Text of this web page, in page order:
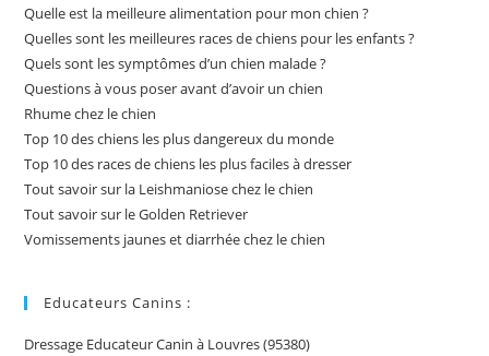
Quelle est la meilleure alimentation pour mon chien ?
Quelles sont les meilleures races de chiens pour les enfants ?
Quels sont les symptômes d’un chien malade ?
Questions à vous poser avant d’avoir un chien
Rhume chez le chien
Top 10 des chiens les plus dangereux du monde
Top 10 des races de chiens les plus faciles à dresser
Tout savoir sur la Leishmaniose chez le chien
Tout savoir sur le Golden Retriever
Vomissements jaunes et diarrhée chez le chien
Educateurs Canins :
Dressage Educateur Canin à Louvres (95380)